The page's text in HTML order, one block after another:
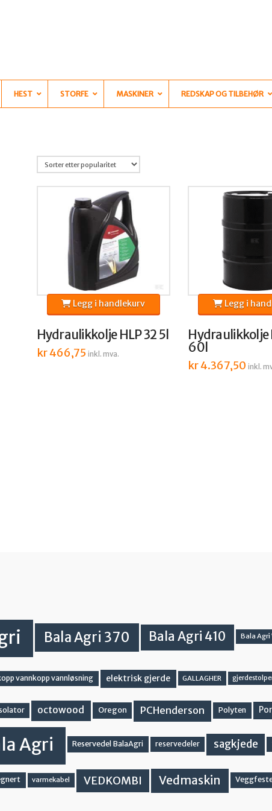
HEST STORFE MASKINER REDSKAP OG TILBEHØR
Hydraulikkolje HLP 32 5l
kr466,75 inkl. mva.
Legg i handlekurv
Hydraulikkolje
60l
kr4.367,50 inkl.
Legg i
Bala Agri 370 Bala Agri 410 Bala Agri
vannkopp vannløsning elektrisk gjerde GALLAGHER
octowood Oregon PCHenderson Polyten
Agri Reservedel BalaAgri reservedeler sagkjede
varmekabel VEDKOMBI Vedmaskin